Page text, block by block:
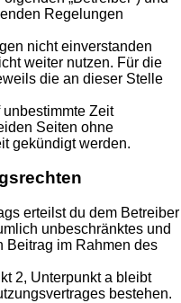
Regelungen
nicht einverstanden
weiter nutzen. Für die
die an dieser Stelle
Zeit
Seiten ohne
gekündigt werden.
erteilst du dem Betreiber
unbeschränktes und
Beitrag im Rahmen des
2, Unterpunkt a bleibt
bestehen.